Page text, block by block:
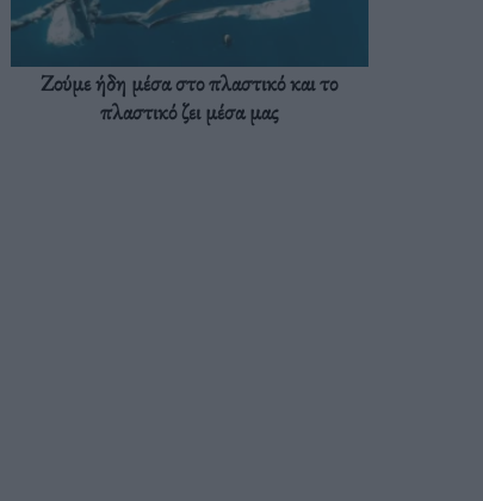
Ζούμε ήδη μέσα στο πλαστικό και το
πλαστικό ζει μέσα μας